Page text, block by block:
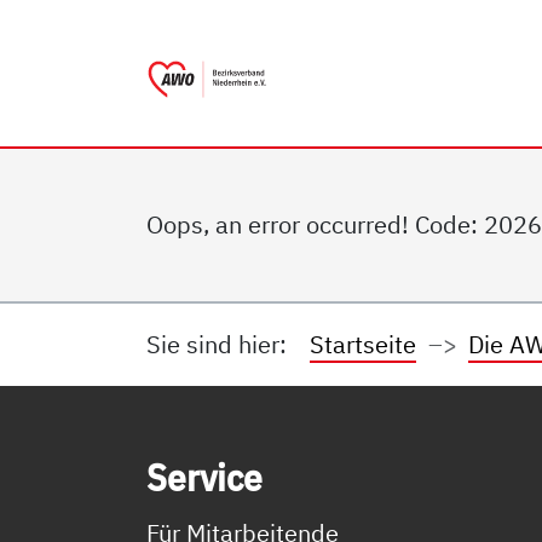
Oops, an error occurred! Code:
Sie sind hier: Startseite Die
Ser­vice
Für Mitarbeitende